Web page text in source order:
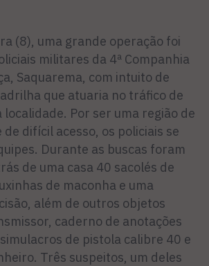
(8), uma grande operação foi
militares da 4ª Companhia
Saquarema, com intuito de
que atuaria no tráfico de
Por ser uma região de
difícil acesso, os policiais se
Durante as buscas foram
de uma casa 40 sacolés de
de maconha e uma
além de outros objetos
caderno de anotações
de pistola calibre 40 e
Três suspeitos, um deles